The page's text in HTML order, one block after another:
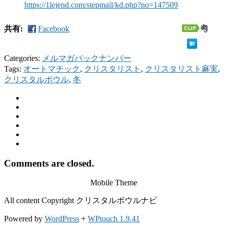
https://1lejend.com/stepmail/kd.php?no=147509
共有: Facebook
Categories: メルマガバックナンバー
Tags: オートマチック, クリスタリスト , クリスタリスト麻実,
クリスタルボウル, 冬
Comments are closed.
Mobile Theme
All content Copyright クリスタルボウルナビ
Powered by WordPress + WPtouch 1.9.41